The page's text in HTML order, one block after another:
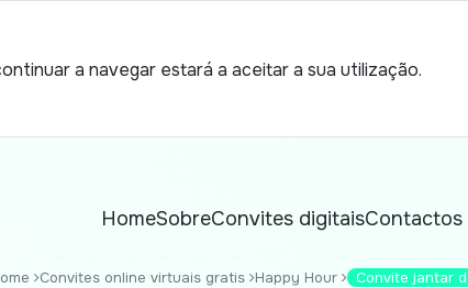
a navegar estará a aceitar a sua utilização.
HomeSobreConvites digitaisContactos
Convites online virtuais gratis Happy Hour Convite jantar